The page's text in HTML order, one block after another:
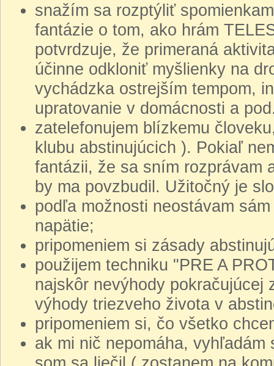
snažím sa rozptýliť
fantázie o tom, ako hrám
potvrdzuje, že primeraná
účinne odkloniť myšlienky na
vychádzka ostrejším tempom,
upratovanie v domácnosti a
zatelefonujem blízkemu
klubu abstinujúcich ). Pokiaľ
fantázii, že sa sním rozprávam
by ma povzbudil. Užitočný je
podľa možnosti neostávam
napätie;
pripomeniem si zásady
použijem techniku "PRE A
najskôr nevýhody pokračujúcej
výhody triezveho života v
pripomeniem si, čo všetko
ak mi nič nepomáha,